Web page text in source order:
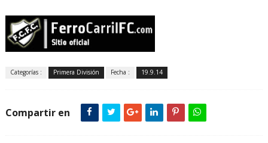
Categorías : Primera División Fecha : 19.9.14
Compartir en